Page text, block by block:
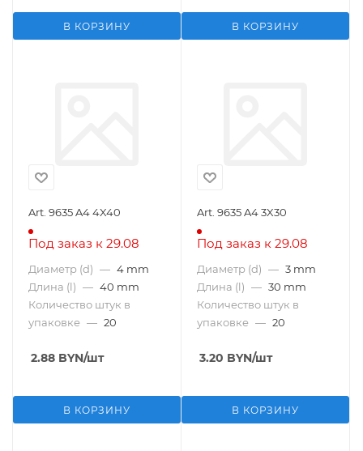
В КОРЗИНУ В КОРЗИНУ
Art. 9635 A4 4X40
Под заказ к 29.08
Диаметр (d) — 4 mm
Длина (l) — 40 mm
Количество штук в
упаковке — 20
2.88 BYN/шт
В КОРЗИНУ
Art. 9635 A4 3X30
Под заказ к 29.08
Диаметр (d) — 3 mm
Длина (l) — 30 mm
Количество штук в
упаковке — 20
3.20 BYN/шт
В КОРЗИНУ